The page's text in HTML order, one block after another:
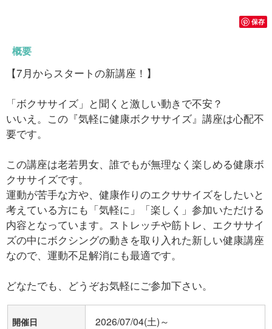
保存
概要
【7月からスタートの新講座！】
「ボクササイズ」と聞くと激しい動きで不安？
いいえ。この『気軽に健康ボクササイズ』講座は心配不
要です。
この講座は老若男女、誰でもが無理なく楽しめる健康ボ
クササイズです。
運動が苦手な方や、健康作りのエクササイズをしたいと
考えている方にも「気軽に」「楽しく」参加いただける
内容となっています。ストレッチや筋トレ、エクササイ
ズの中にボクシングの動きを取り入れた新しい健康講座
なので、運動不足解消にも最適です。
どなたでも、どうぞお気軽にご参加下さい。
開催日 2026/07/04(土)～